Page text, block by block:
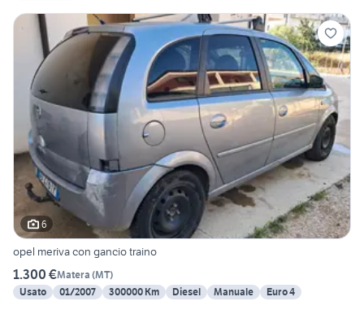
6
opel meriva con gancio traino
1.300 €Matera (MT)
Usato
01/2007 300000 Km Diesel Manuale Euro 4